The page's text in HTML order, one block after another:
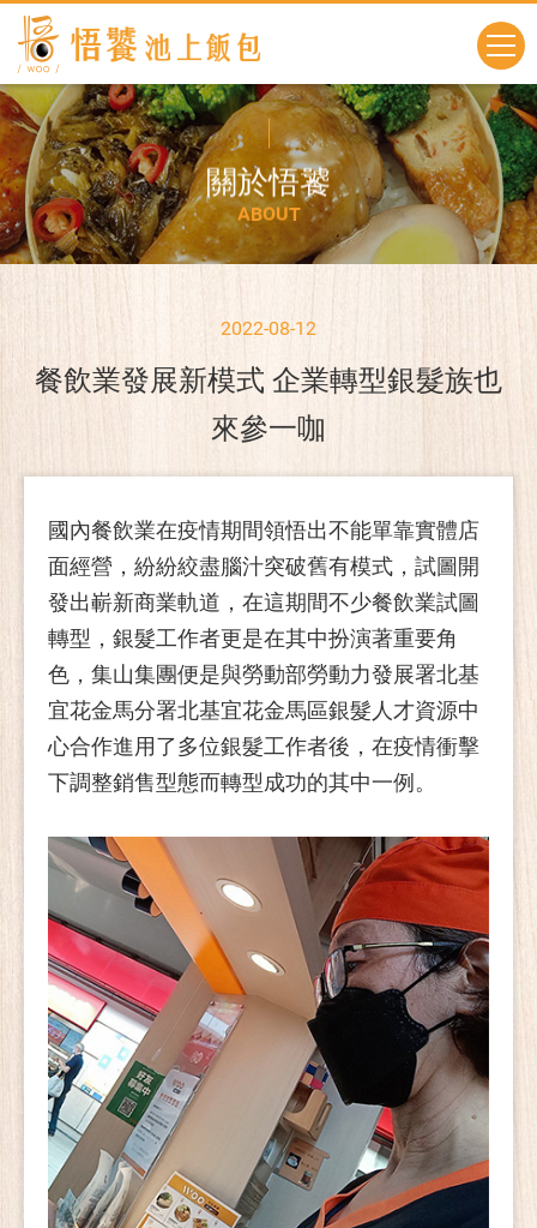
關於悟饕
ABOUT
2022-08-12
餐飲業發展新模式 企業轉型銀髮族也
來參一咖
國內餐飲業在疫情期間領悟出不能單靠實體店
面經營，紛紛絞盡腦汁突破舊有模式，試圖開
發出嶄新商業軌道，在這期間不少餐飲業試圖
轉型，銀髮工作者更是在其中扮演著重要角
色，集山集團便是與勞動部勞動力發展署北基
宜花金馬分署北基宜花金馬區銀髮人才資源中
心合作進用了多位銀髮工作者後，在疫情衝擊
下調整銷售型態而轉型成功的其中一例。